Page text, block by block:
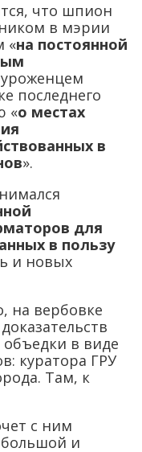
что шпион
в мэрии
«на постоянной
уроженцем
последнего
«о местах
в
».
для
в пользу
и новых
на вербовке
в виде
куратора ГРУ
Там, к
с ним
большой и